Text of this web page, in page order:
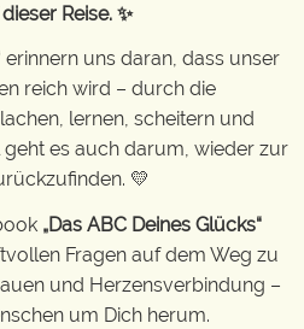
Reise. ✨
erinnern uns daran, dass unser
reich wird – durch die
lernen, scheitern und
es auch darum, wieder zur
💛
„Das ABC Deines Glücks“
Fragen auf dem Weg zu
und Herzensverbindung –
um Dich herum.